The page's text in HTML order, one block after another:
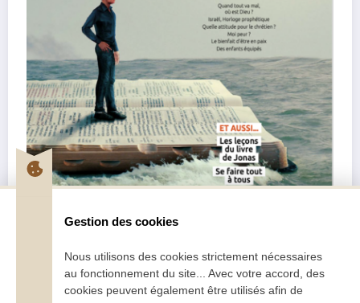
Pentecôte Juillet-Août 2026
Gestion des cookies
Nous utilisons des cookies strictement nécessaires
au fonctionnement du site... Avec votre accord, des
cookies peuvent également être utilisés afin de